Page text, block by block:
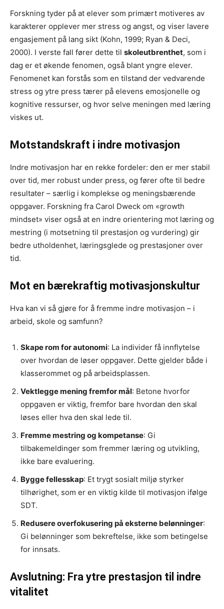
Forskning tyder på at elever som primært motiveres av
karakterer opplever mer stress og angst, og viser lavere
engasjement på lang sikt (Kohn, 1999; Ryan & Deci,
2000). I verste fall fører dette til skoleutbrenthet, som i
dag er et økende fenomen, også blant yngre elever.
Fenomenet kan forstås som en tilstand der vedvarende
stress og ytre press tærer på elevens emosjonelle og
kognitive ressurser, og hvor selve meningen med læring
viskes ut.
Motstandskraft i indre motivasjon
Indre motivasjon har en rekke fordeler: den er mer stabil
over tid, mer robust under press, og fører ofte til bedre
resultater – særlig i komplekse og meningsbærende
oppgaver. Forskning fra Carol Dweck om «growth
mindset» viser også at en indre orientering mot læring og
mestring (i motsetning til prestasjon og vurdering) gir
bedre utholdenhet, læringsglede og prestasjoner over
tid.
Mot en bærekraftig motivasjonskultur
Hva kan vi så gjøre for å fremme indre motivasjon – i
arbeid, skole og samfunn?
Skape rom for autonomi: La individer få innflytelse
over hvordan de løser oppgaver. Dette gjelder både i
klasserommet og på arbeidsplassen.
Vektlegge mening fremfor mål: Betone hvorfor
oppgaven er viktig, fremfor bare hvordan den skal
løses eller hva den skal lede til.
Fremme mestring og kompetanse: Gi
tilbakemeldinger som fremmer læring og utvikling,
ikke bare evaluering.
Bygge fellesskap: Et trygt sosialt miljø styrker
tilhørighet, som er en viktig kilde til motivasjon ifølge
SDT.
Redusere overfokusering på eksterne belønninger:
Gi belønninger som bekreftelse, ikke som betingelse
for innsats.
Avslutning: Fra ytre prestasjon til indre
vitalitet